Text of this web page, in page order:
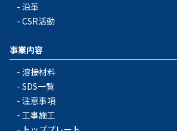
沿革
CSR活動
事業内容
溶接材料
SDS一覧
注意事項
工事施工